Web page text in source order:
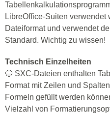
LibreOffice-Suiten verwendet
Dateiformat und verwendet
Standard. Wichtig zu wissen!
Technisch Einzelheiten
🔵 SXC-Dateien enthalten
Format mit Zeilen und
Formeln gefüllt werden
Vielzahl von